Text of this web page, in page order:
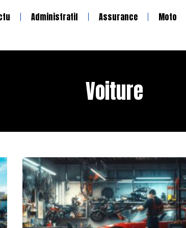
Administratif Assurance Moto
Voiture